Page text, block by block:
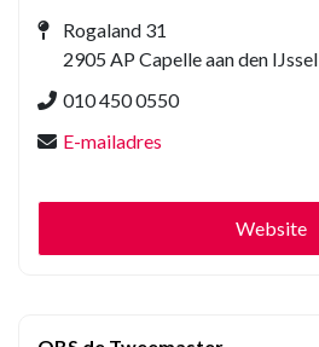
Rogaland 31
2905 AP Capelle aan den IJssel
010 450 0550
E-mailadres
Website